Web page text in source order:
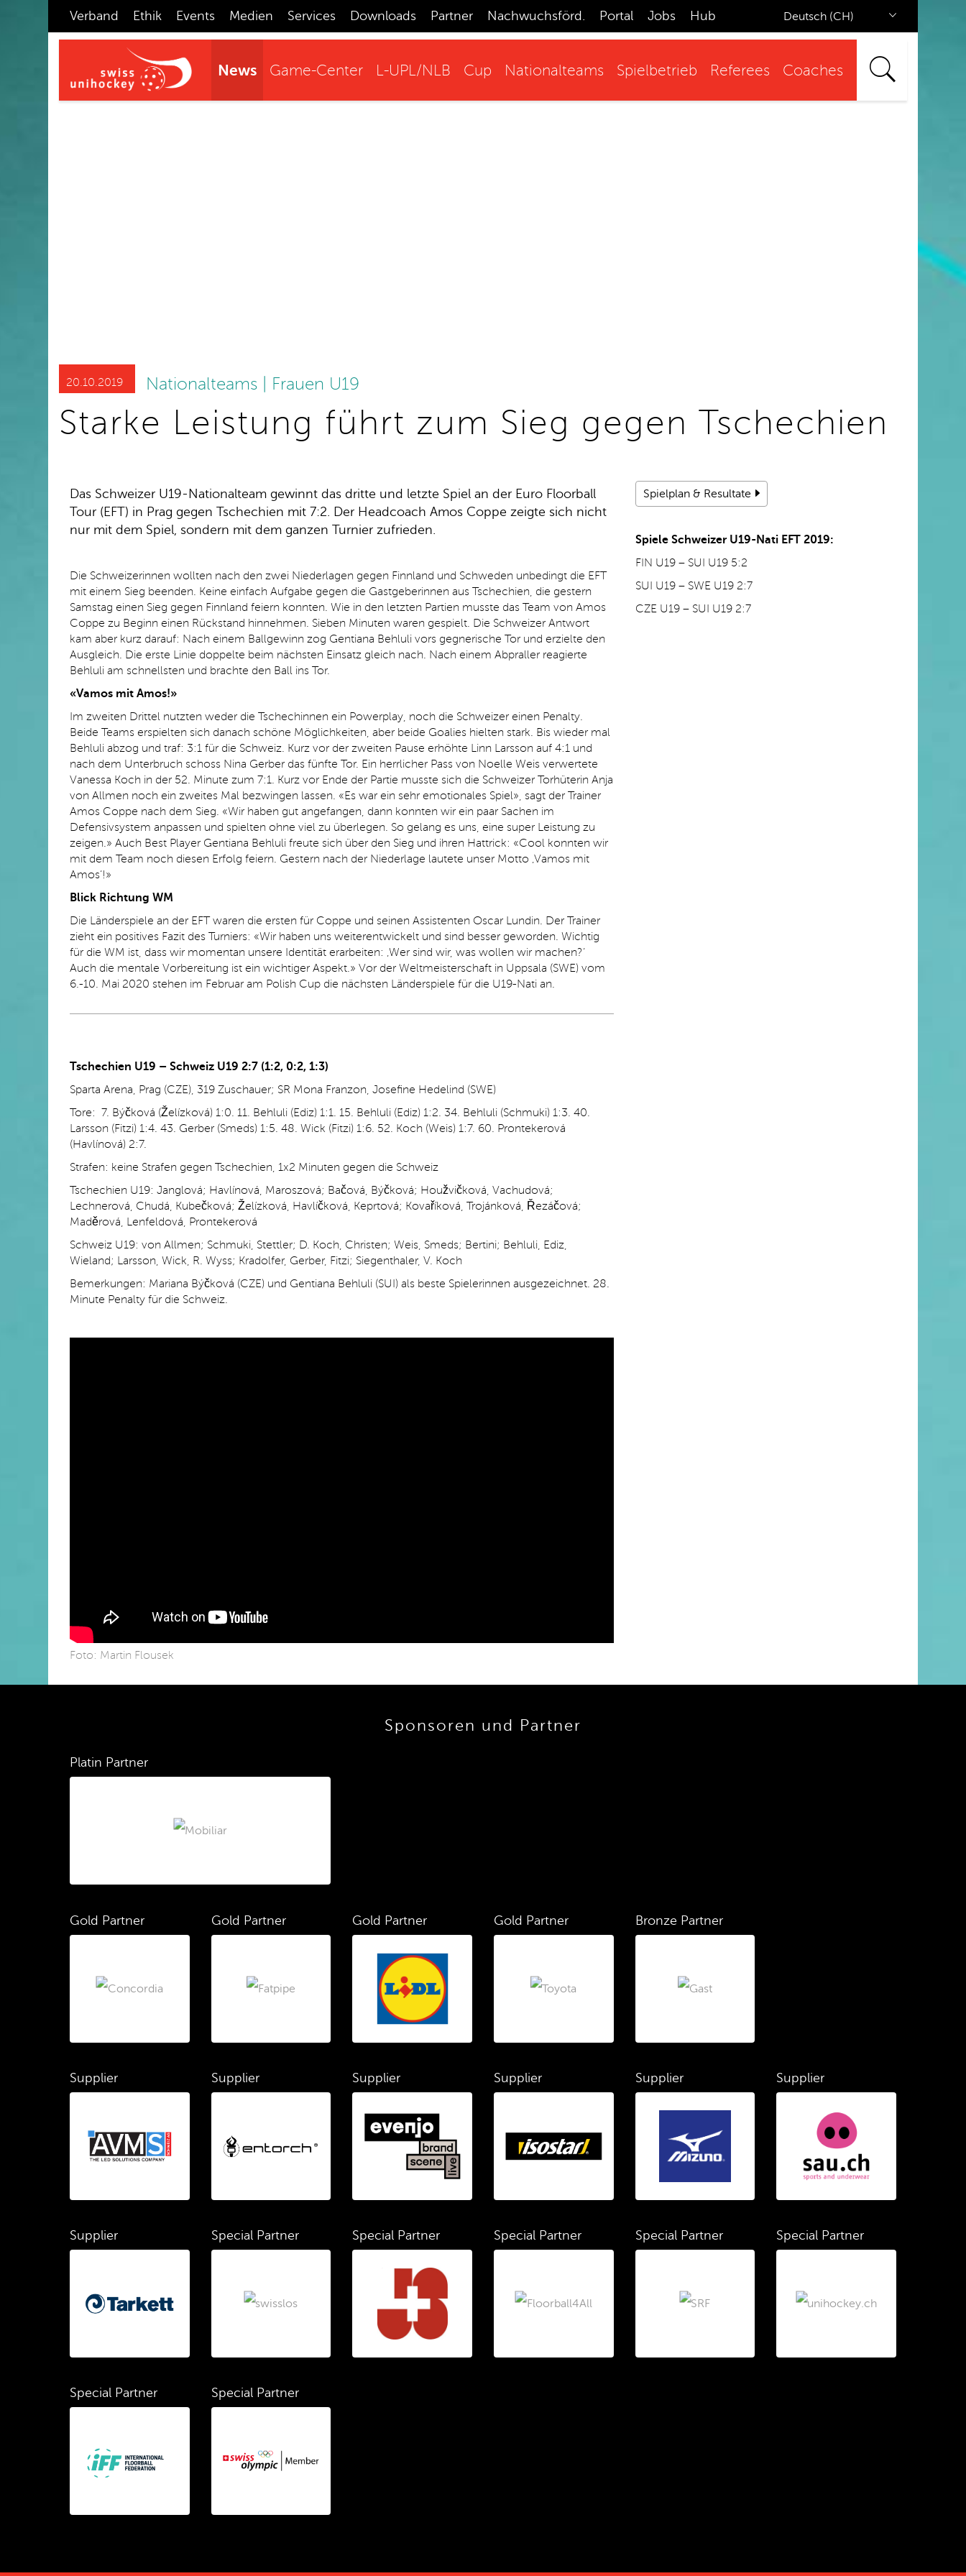
Verband Ethik Events Medien Services Downloads Partner Nachwuchsförd. Portal Jobs Hub Deutsch (CH)
News Game-Center L-UPL/NLB Cup Nationalteams Spielbetrieb Referees Coaches
20.10.2019 Nationalteams | Frauen U19
Starke Leistung führt zum Sieg gegen Tschechien
Das Schweizer U19-Nationalteam gewinnt das dritte und letzte Spiel an der Euro Floorball
Tour (EFT) in Prag gegen Tschechien mit 7:2. Der Headcoach Amos Coppe zeigte sich nicht
nur mit dem Spiel, sondern mit dem ganzen Turnier zufrieden.
Die Schweizerinnen wollten nach den zwei Niederlagen gegen Finnland und Schweden unbedingt die EFT
mit einem Sieg beenden. Keine einfach Aufgabe gegen die Gastgeberinnen aus Tschechien, die gestern
Samstag einen Sieg gegen Finnland feiern konnten. Wie in den letzten Partien musste das Team von Amos
Coppe zu Beginn einen Rückstand hinnehmen. Sieben Minuten waren gespielt. Die Schweizer Antwort
kam aber kurz darauf: Nach einem Ballgewinn zog Gentiana Behluli vors gegnerische Tor und erzielte den
Ausgleich. Die erste Linie doppelte beim nächsten Einsatz gleich nach. Nach einem Abpraller reagierte
Behluli am schnellsten und brachte den Ball ins Tor.
«Vamos mit Amos!»
Im zweiten Drittel nutzten weder die Tschechinnen ein Powerplay, noch die Schweizer einen Penalty.
Beide Teams erspielten sich danach schöne Möglichkeiten, aber beide Goalies hielten stark. Bis wieder mal
Behluli abzog und traf: 3:1 für die Schweiz. Kurz vor der zweiten Pause erhöhte Linn Larsson auf 4:1 und
nach dem Unterbruch schoss Nina Gerber das fünfte Tor. Ein herrlicher Pass von Noelle Weis verwertete
Vanessa Koch in der 52. Minute zum 7:1. Kurz vor Ende der Partie musste sich die Schweizer Torhüterin Anja
von Allmen noch ein zweites Mal bezwingen lassen. «Es war ein sehr emotionales Spiel», sagt der Trainer
Amos Coppe nach dem Sieg. «Wir haben gut angefangen, dann konnten wir ein paar Sachen im
Defensivsystem anpassen und spielten ohne viel zu überlegen. So gelang es uns, eine super Leistung zu
zeigen.» Auch Best Player Gentiana Behluli freute sich über den Sieg und ihren Hattrick: «Cool konnten wir
mit dem Team noch diesen Erfolg feiern. Gestern nach der Niederlage lautete unser Motto ‚Vamos mit
Amos‘!»
Blick Richtung WM
Die Länderspiele an der EFT waren die ersten für Coppe und seinen Assistenten Oscar Lundin. Der Trainer
zieht ein positives Fazit des Turniers: «Wir haben uns weiterentwickelt und sind besser geworden. Wichtig
für die WM ist, dass wir momentan unsere Identität erarbeiten: ‚Wer sind wir, was wollen wir machen?‘
Auch die mentale Vorbereitung ist ein wichtiger Aspekt.» Vor der Weltmeisterschaft in Uppsala (SWE) vom
6.-10. Mai 2020 stehen im Februar am Polish Cup die nächsten Länderspiele für die U19-Nati an.
Tschechien U19 – Schweiz U19 2:7 (1:2, 0:2, 1:3)
Sparta Arena, Prag (CZE), 319 Zuschauer; SR Mona Franzon, Josefine Hedelind (SWE)
Tore: 7. Býčková (Želízková) 1:0. 11. Behluli (Ediz) 1:1. 15. Behluli (Ediz) 1:2. 34. Behluli (Schmuki) 1:3. 40.
Larsson (Fitzi) 1:4. 43. Gerber (Smeds) 1:5. 48. Wick (Fitzi) 1:6. 52. Koch (Weis) 1:7. 60. Prontekerová
(Havlínová) 2:7.
Strafen: keine Strafen gegen Tschechien, 1x2 Minuten gegen die Schweiz
Tschechien U19: Janglová; Havlínová, Maroszová; Bačová, Býčková; Houžvičková, Vachudová;
Lechnerová, Chudá, Kubečková; Želízková, Havlíčková, Keprtová; Kovaříková, Trojánková, Řezáčová;
Maděrová, Lenfeldová, Prontekerová
Schweiz U19: von Allmen; Schmuki, Stettler; D. Koch, Christen; Weis, Smeds; Bertini; Behluli, Ediz,
Wieland; Larsson, Wick, R. Wyss; Kradolfer, Gerber, Fitzi; Siegenthaler, V. Koch
Bemerkungen: Mariana Býčková (CZE) und Gentiana Behluli (SUI) als beste Spielerinnen ausgezeichnet. 28.
Minute Penalty für die Schweiz.
Spielplan & Resultate
Spiele Schweizer U19-Nati EFT 2019:
FIN U19 – SUI U19 5:2
SUI U19 – SWE U19 2:7
CZE U19 – SUI U19 2:7
Foto: Martin Flousek
Sponsoren und Partner
Platin Partner
Gold Partner Gold Partner Gold Partner Gold Partner Bronze Partner
Supplier Supplier Supplier Supplier Supplier Supplier
Supplier Special Partner Special Partner Special Partner Special Partner Special Partner
Special Partner Special Partner